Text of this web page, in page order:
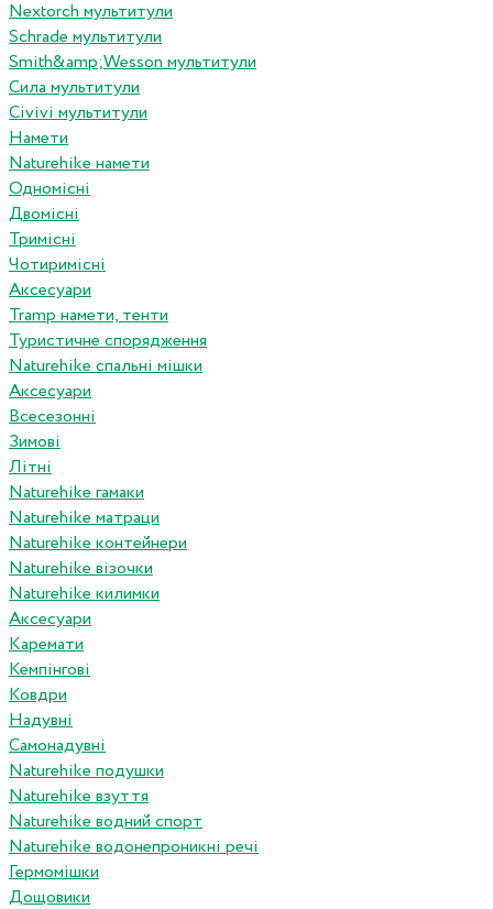
Nextorch мультитули
Schrade мультитули
Smith&amp;Wesson мультитули
Сила мультитули
Civivi мультитули
Намети
Naturehike намети
Одномісні
Двомісні
Тримісні
Чотиримісні
Аксесуари
Tramp намети, тенти
Туристичне спорядження
Naturehike спальні мішки
Аксесуари
Всесезонні
Зимові
Літні
Naturehike гамаки
Naturehike матраци
Naturehike контейнери
Naturehike візочки
Naturehike килимки
Аксесуари
Каремати
Кемпінгові
Ковдри
Надувні
Самонадувні
Naturehike подушки
Naturehike взуття
Naturehike водний спорт
Naturehike водонепроникні речі
Гермомішки
Дощовики